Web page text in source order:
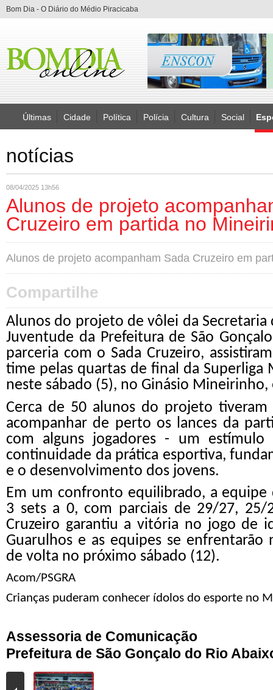
Bom Dia - O Diário do Médio Piracicaba
Últimas Cidade Política Polícia Cultura Social
notícias
08/04/2025 13h56
Alunos de projeto
Cruzeiro em partida no
Alunos de projeto acompanham Sada Cruzeiro em
Compartilhe
Alunos do projeto de vôlei da Secretaria
Juventude da Prefeitura de São
parceria com o Sada Cruzeiro,
time pelas quartas de final da Superliga
neste sábado (5), no Ginásio Mineirinho,
Cerca de 50 alunos do projeto
acompanhar de perto os lances da
com alguns jogadores - um estímulo
continuidade da prática esportiva,
e o desenvolvimento dos jovens.
Em um confronto equilibrado, a equipe
3 sets a 0, com parciais de 29/27, 25/
Cruzeiro garantiu a vitória no jogo de
Guarulhos e as equipes se enfrentarão
de volta no próximo sábado (12).
Acom/PSGRA
Crianças puderam conhecer ídolos do esporte no
Assessoria de Comunicação
Prefeitura de São Gonçalo do Rio